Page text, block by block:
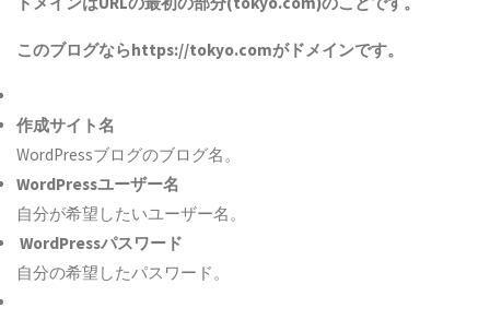
このブログならhttps://tokyo.comがドメインです。
作成サイト名
WordPressブログのブログ名。
WordPressユーザー名
自分が希望したいユーザー名。
WordPressパスワード
自分の希望したパスワード。